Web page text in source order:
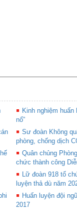
Kinh nghiệm
nổ”
Sư đoàn Không
phòng, chống dịch
Quân chủng
chức thành công
Lữ đoàn 918 tổ
luyện thả dù năm
Huấn luyện đội
2017